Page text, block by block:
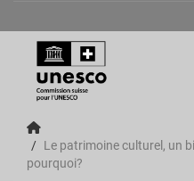
Le patrimoine culturel, un
pourquoi?